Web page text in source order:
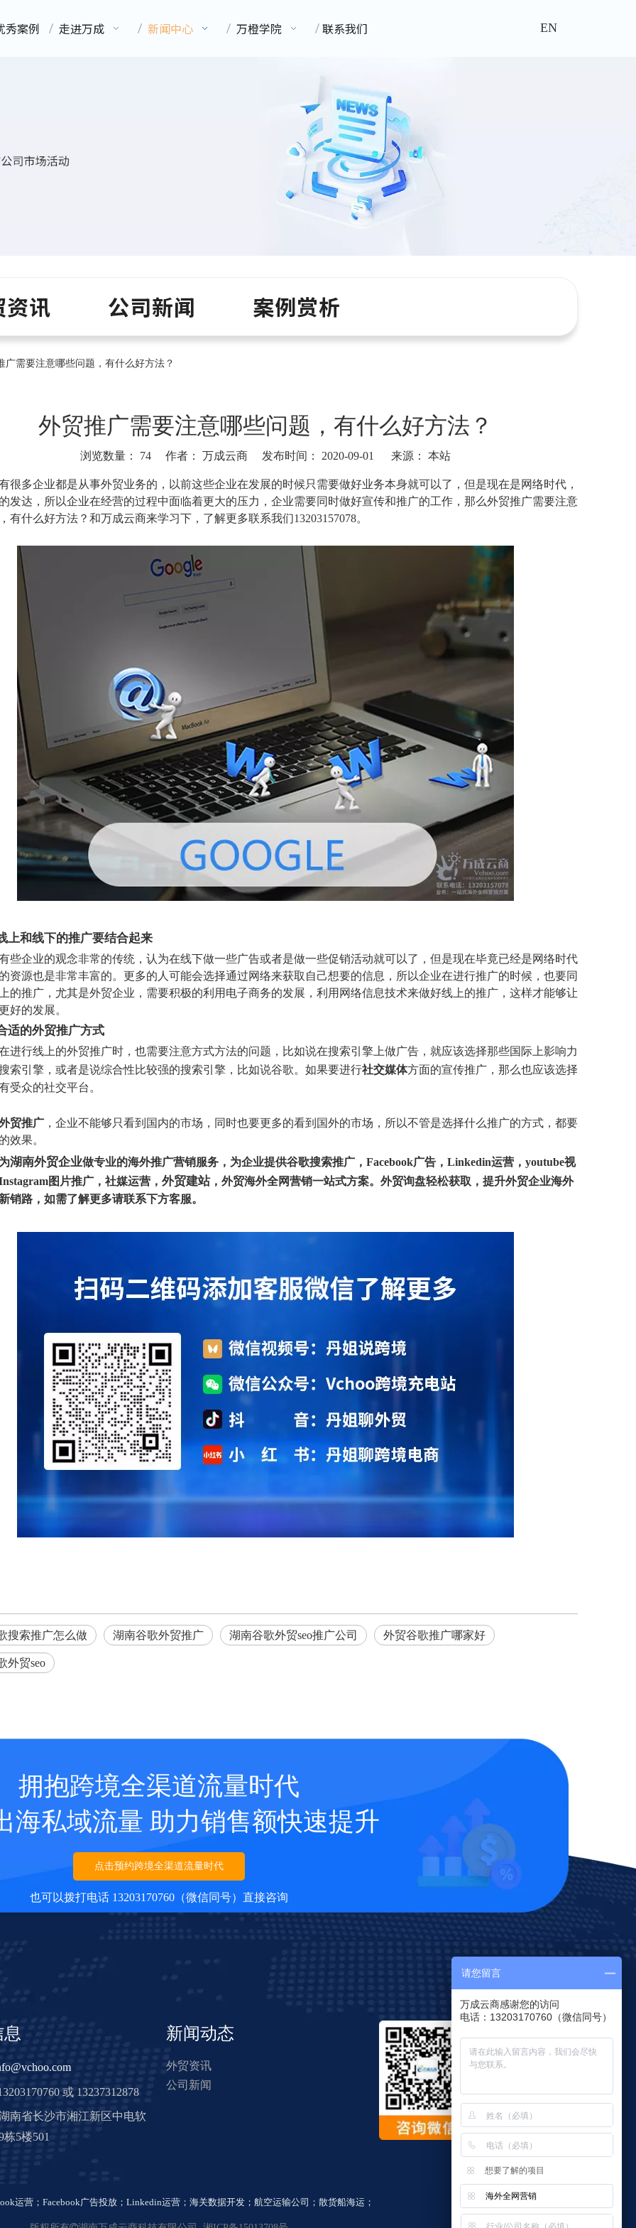
秀案例 走进万成 新闻中心 万橙学院 联系我们 EN
资讯 公司新闻 案例赏析
广需要注意哪些问题，有什么好方法？
外贸推广需要注意哪些问题，有什么好方法？
浏览数量： 74 作者： 万成云商 发布时间： 2020-09-01 来源： 本站
很多企业都是从事外贸业务的，以前这些企业在发展的时候只需要做好业务本身就可以了，但是现在是网络时代，
发达，所以企业在经营的过程中面临着更大的压力，企业需要同时做好宣传和推广的工作，那么外贸推广需要注意
有什么好方法？和万成云商来学习下，了解更多联系我们13203157078。
上和线下的推广要结合起来
些企业的观念非常的传统，认为在线下做一些广告或者是做一些促销活动就可以了，但是现在毕竟已经是网络时代
资源也是非常丰富的。更多的人可能会选择通过网络来获取自己想要的信息，所以企业在进行推广的时候，也要同
的推广，尤其是外贸企业，需要积极的利用电子商务的发展，利用网络信息技术来做好线上的推广，这样才能够让
好的发展。
适的外贸推广方式
进行线上的外贸推广时，也需要注意方式方法的问题，比如说在搜索引擎上做广告，就应该选择那些国际上影响力
索引擎，或者是说综合性比较强的搜索引擎，比如说谷歌。如果要进行社交媒体方面的宣传推广，那么也应该选择
受众的社交平台。
贸推广 ，企业不能够只看到国内的市场，同时也要更多的看到国外的市场，所以不管是选择什么推广的方式，都要
效果。
湖南外贸企业做专业的海外推广营销服务，为企业提供谷歌搜索推广，Facebook广告，Linkedin运营，youtube视
图片推广，社媒运营 ， 外贸建站， 外贸海外全网营销一站式方案。外贸询盘轻松获取，提升外贸企业海外
销路，如需了解更多请联系下方客服。
搜索推广怎么做 湖南谷歌外贸推广 湖南谷歌外贸seo推广公司 外贸谷歌推广哪家好
外贸seo
拥抱跨境全渠道流量时代
海私域流量 助力销售额快速提升
点击预约跨境全渠道流量时代
也可以拨打电话 13203170760（微信同号）直接咨询
或 13237312878
南省长沙市湘江新区中电软
5楼501
新闻动态
外贸资讯
公司新闻
运营 ； Facebook广告投放 ； Linkedin运营 ； 海关数据开发 ； 航空运输公司 ； 散货船海运 ；
请您留言
万成云商感谢您的访问
电话：13203170760（微信同号）
想要了解的项目
海外全网营销